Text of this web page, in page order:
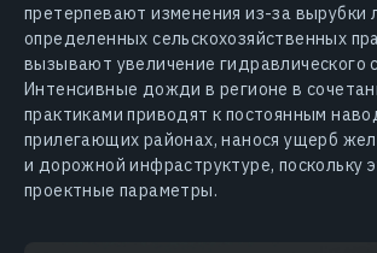
претерпевают изменения из-за вырубки
определенных сельскохозяйственных
вызывают увеличение гидравлического
Интенсивные дожди в регионе в
практиками приводят к постоянным
прилегающих районах, нанося ущерб
и дорожной инфраструктуре, поскольку
проектные параметры.